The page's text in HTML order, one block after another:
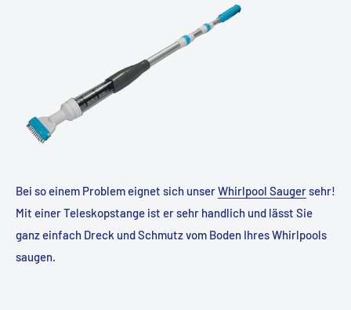
Bei so einem Problem eignet sich unserWhirlpool Saugersehr!
Mit einer Teleskopstange ist er sehr handlich und lässt Sie
ganz einfach Dreck und Schmutz vom Boden Ihres Whirlpools
saugen.